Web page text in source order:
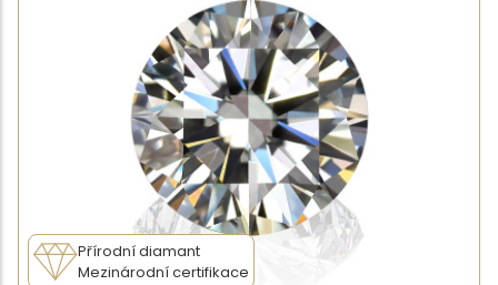
Přírodní diamant
Mezinárodní certifikace